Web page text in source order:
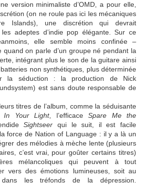
version minimaliste d’OMD , a pour elle,
(on ne roule pas ici les mécaniques
Islands), une discrétion qui devrait
adeptes d’indie pop élégante. Sur ce
elle semble moins confinée –
quand on parle d’un groupe né pendant la
intégrant plus le son de la guitare ainsi
non synthétiques, plus déterminée
la séduction : la production de Nick
) est sans doute responsable de
titres de l’album, comme la séduisante
In Your Light, l’efficaceSpare Me the
Sightseer qui le suit, il est facile
force de Nation of Language: il y a là un
des mélodies à mèche lente (plusieurs
c’est vrai, pour goûter certains titres)
mélancoliques qui peuvent à tout
vers des émotions lumineuses, soit au
dans les tréfonds de la dépression.